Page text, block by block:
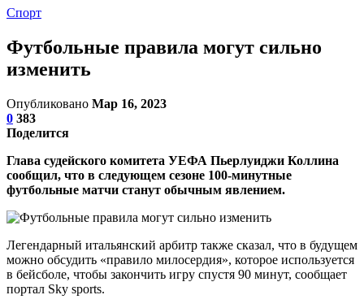
Спорт
Футбольные правила могут сильно
изменить
Опубликовано Мар 16, 2023
0 383
Поделится
Глава судейского комитета УЕФА Пьерлуиджи Коллина
сообщил, что в следующем сезоне 100-минутные
футбольные матчи станут обычным явлением.
Легендарный итальянский арбитр также сказал, что в будущем
можно обсудить «правило милосердия», которое используется
в бейсболе, чтобы закончить игру спустя 90 минут, сообщает
портал Sky sports.